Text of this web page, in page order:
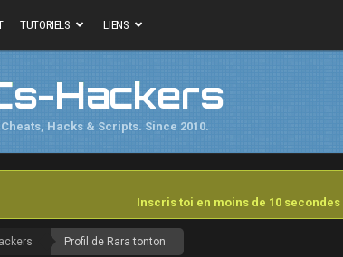
TUTORIELS LIENS
Hackers
Cheats, Hacks & Scripts. Since 2010.
Inscris toi en moins de 10 secondes
Profil de Rara tonton